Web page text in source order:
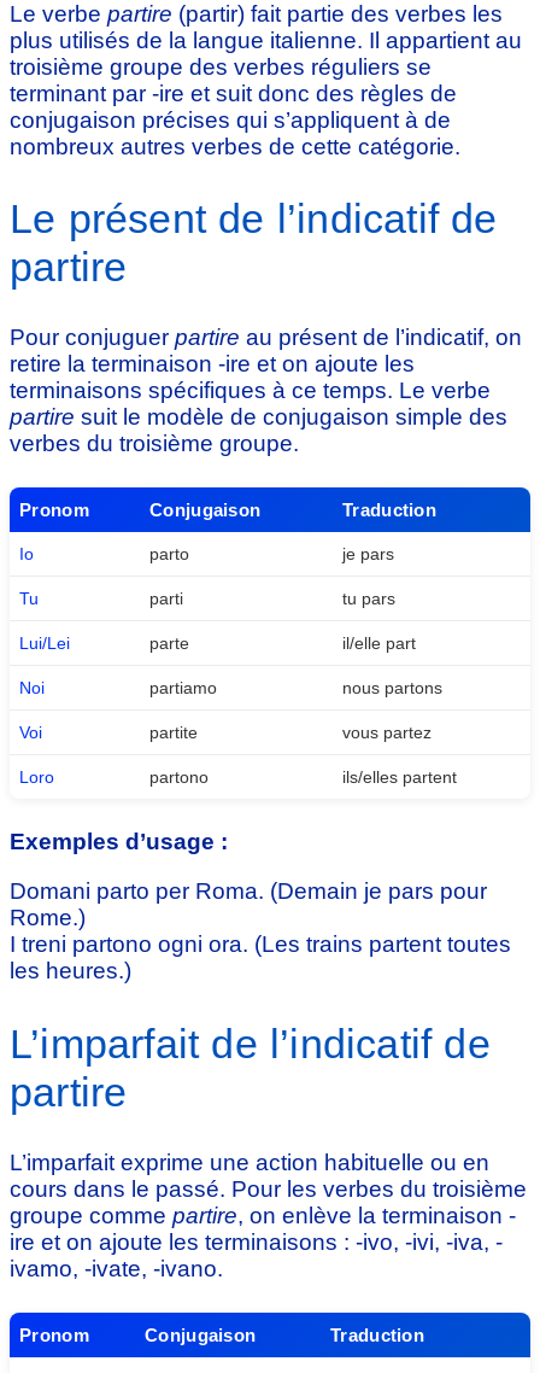
Le verbe partire (partir) fait partie des verbes les
plus utilisés de la langue italienne. Il appartient au
troisième groupe des verbes réguliers se
terminant par -ire et suit donc des règles de
conjugaison précises qui s’appliquent à de
nombreux autres verbes de cette catégorie.
Le présent de l’indicatif de
partire
Pour conjuguer partire au présent de l’indicatif, on
retire la terminaison -ire et on ajoute les
terminaisons spécifiques à ce temps. Le verbe
partire suit le modèle de conjugaison simple des
verbes du troisième groupe.
Pronom Conjugaison Traduction
Io parto je pars
Tu parti tu pars
Lui/Lei parte il/elle part
Noi partiamo nous partons
Voi partite vous partez
Loro partono ils/elles partent
Exemples d’usage :
Domani parto per Roma. (Demain je pars pour
Rome.)
I treni partono ogni ora. (Les trains partent toutes
les heures.)
L’imparfait de l’indicatif de
partire
L’imparfait exprime une action habituelle ou en
cours dans le passé. Pour les verbes du troisième
groupe comme partire, on enlève la terminaison -
ire et on ajoute les terminaisons : -ivo, -ivi, -iva, -
ivamo, -ivate, -ivano.
Pronom Conjugaison Traduction